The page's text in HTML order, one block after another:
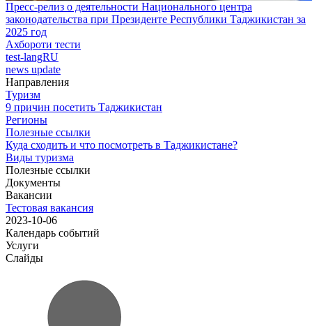
Пресс-релиз о деятельности Национального центра
законодательства при Президенте Республики Таджикистан за
2025 год
Ахбороти тести
test-langRU
news update
Направления
Туризм
9 причин посетить Таджикистан
Регионы
Полезные ссылки
Куда сходить и что посмотреть в Таджикистане?
Виды туризма
Полезные ссылки
Документы
Вакансии
Тестовая вакансия
2023-10-06
Календарь событий
Услуги
Слайды